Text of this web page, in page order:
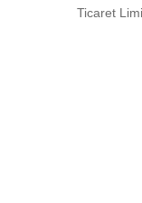
Ticaret